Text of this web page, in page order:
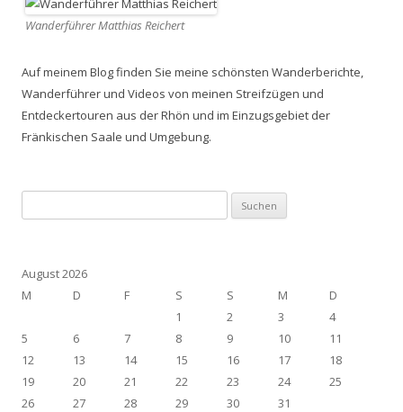
Wanderführer Matthias Reichert
Auf meinem Blog finden Sie meine schönsten Wanderberichte,
Wanderführer und Videos von meinen Streifzügen und
Entdeckertouren aus der Rhön und im Einzugsgebiet der
Fränkischen Saale und Umgebung.
nach:
August 2026
M
D F S S M
D
1
2 3
4
5
6 7 8 9 10
11
12
13 14 15 16 17
18
19
20 21 22 23 24
25
26
27 28 29 30
31